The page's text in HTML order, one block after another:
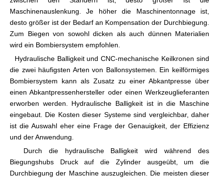
Maschinenauslenkung. Je höher die Maschinentonnage ist,
desto größer ist der Bedarf an Kompensation der Durchbiegung.
Zum Biegen von sowohl dicken als auch dünnen Materialien
wird ein Bombiersystem empfohlen.
Hydraulische Balligkeit und CNC-mechanische Keilkronen sind
die zwei häufigsten Arten von Ballonsystemen. Ein keilförmiges
Bombiersystem kann als Zusatz zu einer Abkantpresse über
einen Abkantpressenhersteller oder einen Werkzeuglieferanten
erworben werden. Hydraulische Balligkeit ist in die Maschine
eingebaut. Die Kosten dieser Systeme sind vergleichbar, daher
ist die Auswahl eher eine Frage der Genauigkeit, der Effizienz
und der Anwendung.
Durch die hydraulische Balligkeit wird während des
Biegungshubs Druck auf die Zylinder ausgeübt, um die
Durchbiegung der Maschine auszugleichen. Die meisten dieser